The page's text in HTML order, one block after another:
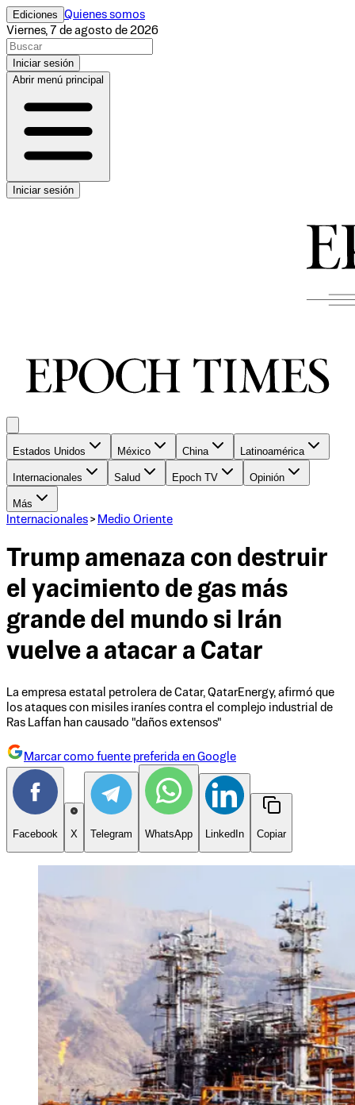
Ediciones Quienes somos
Viernes, 7 de agosto de 2026
Iniciar sesión
Abrir menú principal
Iniciar sesión
Estados Unidos México China Latinoamérica
Internacionales Salud Epoch TV Opinión
Más
Internacionales > Medio Oriente
Trump amenaza con destruir
el yacimiento de gas más
grande del mundo si Irán
vuelve a atacar a Catar
La empresa estatal petrolera de Catar, QatarEnergy, afirmó que
los ataques con misiles iraníes contra el complejo industrial de
Ras Laffan han causado "daños extensos"
Marcar como fuente preferida en Google
Facebook X Telegram WhatsApp LinkedIn Copiar